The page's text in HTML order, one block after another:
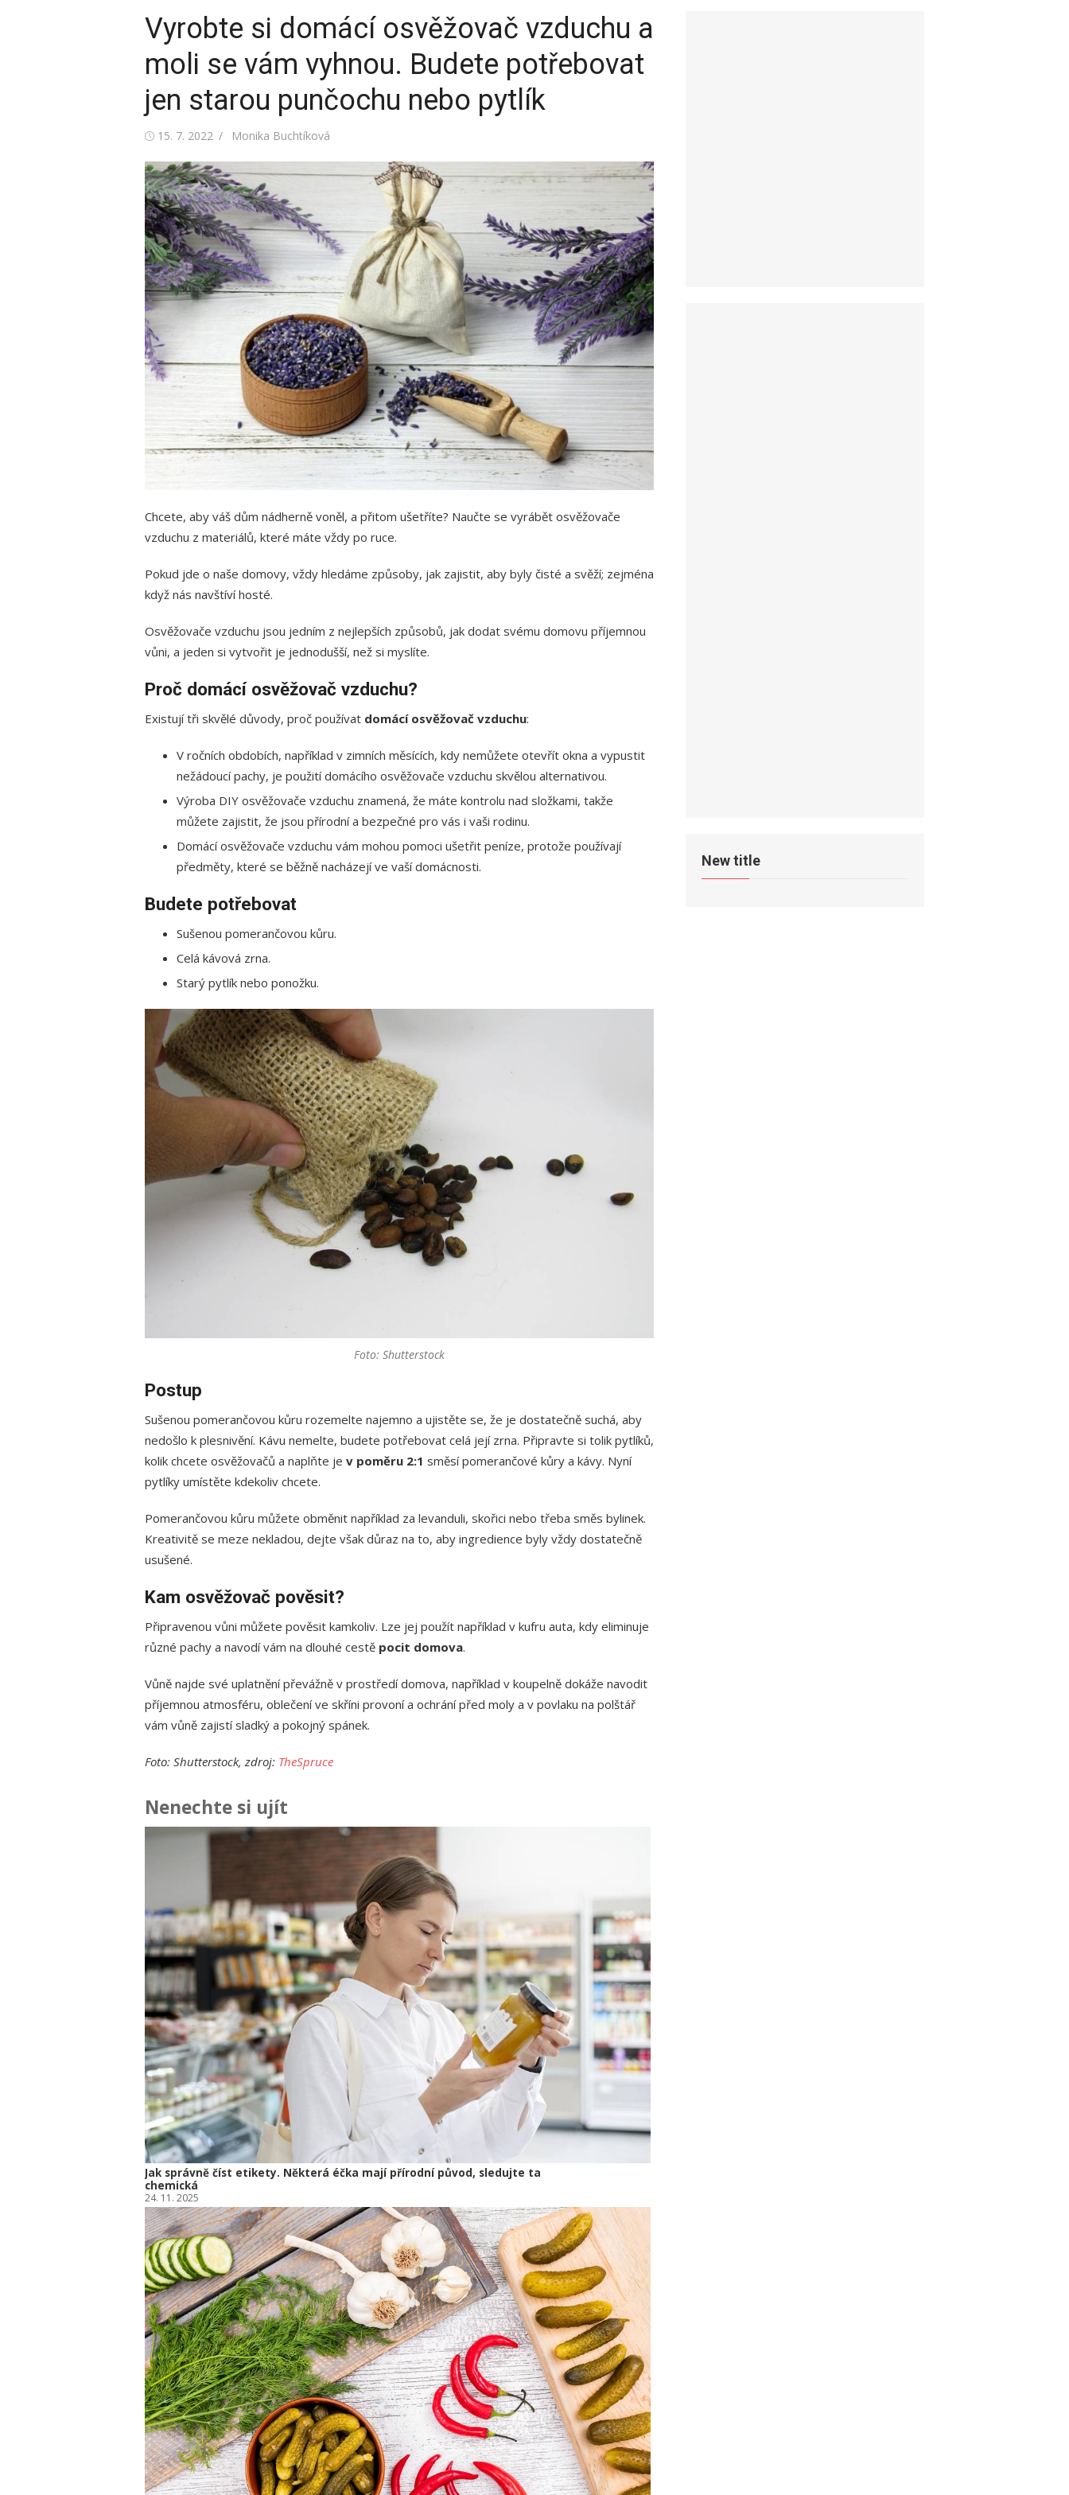
Vyrobte si domácí osvěžovač vzduchu a
moli se vám vyhnou. Budete potřebovat
jen starou punčochu nebo pytlík
Posted
15. 7. 2022 Author
Monika Buchtíková
Chcete, aby váš dům nádherně voněl, a přitom ušetříte? Naučte se vyrábět osvěžovače
vzduchu z materiálů, které máte vždy po ruce.
Pokud jde o naše domovy, vždy hledáme způsoby, jak zajistit, aby byly čisté a svěží; zejména
když nás navštíví hosté.
Osvěžovače vzduchu jsou jedním z nejlepších způsobů, jak dodat svému domovu příjemnou
vůni, a jeden si vytvořit je jednodušší, než si myslíte.
Proč domácí osvěžovač vzduchu?
Existují tři skvělé důvody, proč používat domácí osvěžovač vzduchu:
V ročních obdobích, například v zimních měsících, kdy nemůžete otevřít okna a vypustit
nežádoucí pachy, je použití domácího osvěžovače vzduchu skvělou alternativou.
Výroba DIY osvěžovače vzduchu znamená, že máte kontrolu nad složkami, takže
můžete zajistit, že jsou přírodní a bezpečné pro vás i vaši rodinu.
Domácí osvěžovače vzduchu vám mohou pomoci ušetřit peníze, protože používají
předměty, které se běžně nacházejí ve vaší domácnosti.
Budete potřebovat
Sušenou pomerančovou kůru.
Celá kávová zrna.
Starý pytlík nebo ponožku.
Foto: Shutterstock
Postup
Sušenou pomerančovou kůru rozemelte najemno a ujistěte se, že je dostatečně suchá, aby
nedošlo k plesnivění. Kávu nemelte, budete potřebovat celá její zrna. Připravte si tolik pytlíků,
kolik chcete osvěžovačů a naplňte je v poměru 2:1 směsí pomerančové kůry a kávy. Nyní
pytlíky umístěte kdekoliv chcete.
Pomerančovou kůru můžete obměnit například za levanduli, skořici nebo třeba směs bylinek.
Kreativitě se meze nekladou, dejte však důraz na to, aby ingredience byly vždy dostatečně
usušené.
Kam osvěžovač pověsit?
Připravenou vůni můžete pověsit kamkoliv. Lze jej použít například v kufru auta, kdy eliminuje
různé pachy a navodí vám na dlouhé cestě pocit domova.
Vůně najde své uplatnění převážně v prostředí domova, například v koupelně dokáže navodit
příjemnou atmosféru, oblečení ve skříni provoní a ochrání před moly a v povlaku na polštář
vám vůně zajistí sladký a pokojný spánek.
Foto: Shutterstock, zdroj: TheSpruce
Nenechte si ujít
Jak správně číst etikety. Některá éčka mají přírodní původ, sledujte ta
chemická
24. 11. 2025
New title